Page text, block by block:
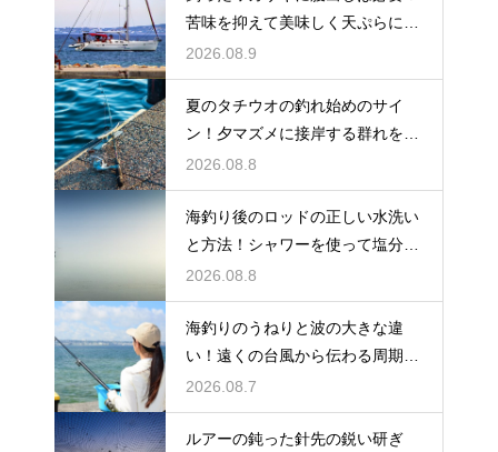
苦味を抑えて美味しく天ぷらにす
る下処理
2026.08.9
夏のタチウオの釣れ始めのサイ
ン！夕マズメに接岸する群れをル
アーで狙う
2026.08.8
海釣り後のロッドの正しい水洗い
と方法！シャワーを使って塩分を
落出す
2026.08.8
海釣りのうねりと波の大きな違
い！遠くの台風から伝わる周期の
長い波の危険
2026.08.7
ルアーの鈍った針先の鋭い研ぎ